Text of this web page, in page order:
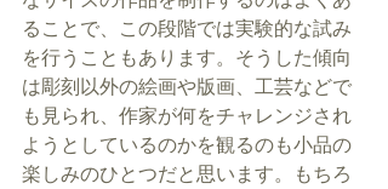
ることで、この段階では実験的な試み
を行うこともあります。そうした傾向
は彫刻以外の絵画や版画、工芸などで
も見られ、作家が何をチャレンジされ
ようとしているのかを観るのも小品の
楽しみのひとつだと思います。もちろ